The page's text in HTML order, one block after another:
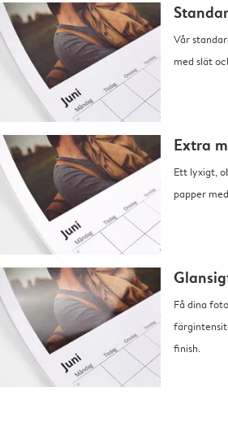
Vår
med slät
Extra
Ett lyxigt,
papper
Få dina
finish.